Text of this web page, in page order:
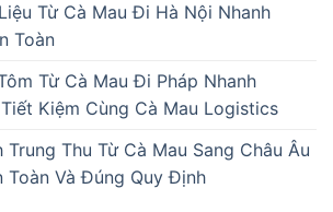
Từ Cà Mau Đi Hà Nội Nhanh
Toàn
Từ Cà Mau Đi Pháp Nhanh
Kiệm Cùng Cà Mau Logistics
Trung Thu Từ Cà Mau Sang Châu Âu
Toàn Và Đúng Quy Định